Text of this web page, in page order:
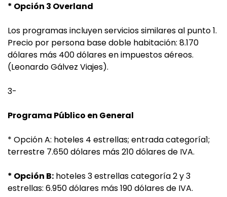
* Opción 3 Overland
Los programas incluyen servicios similares al punto 1.
Precio por persona base doble habitación: 8.170
dólares más 400 dólares en impuestos aéreos.
(Leonardo Gálvez Viajes).
3-
Programa Público en General
* Opción A: hoteles 4 estrellas; entrada categoría1;
terrestre 7.650 dólares más 210 dólares de IVA.
* Opción B: hoteles 3 estrellas categoría 2 y 3
estrellas: 6.950 dólares más 190 dólares de IVA.